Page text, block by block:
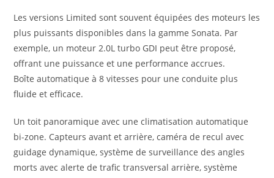
Les versions Limited sont souvent équipées des moteurs les
plus puissants disponibles dans la gamme Sonata. Par
exemple, un moteur 2.0L turbo GDI peut être proposé,
offrant une puissance et une performance accrues.
Boîte automatique à 8 vitesses pour une conduite plus
fluide et efficace.
Un toit panoramique avec une climatisation automatique
bi-zone. Capteurs avant et arrière, caméra de recul avec
guidage dynamique, système de surveillance des angles
morts avec alerte de trafic transversal arrière, système